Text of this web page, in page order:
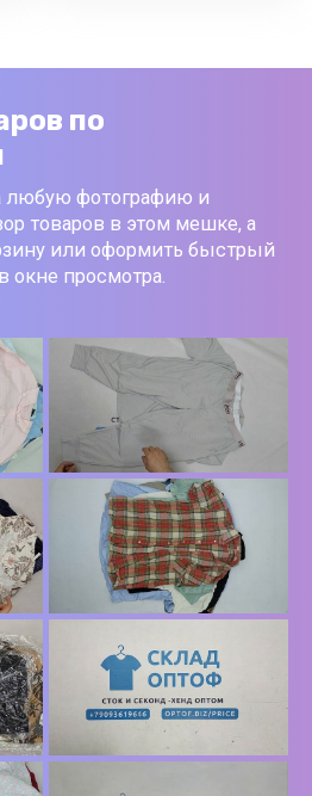
по
любую фотографию и
товаров в этом мешке, а
или оформить быстрый
окне просмотра.